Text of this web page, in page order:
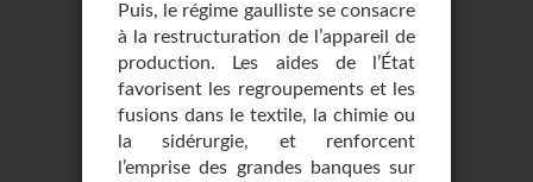
Puis, le régime gaulliste se consacre
à la restructuration de l’appareil de
production. Les aides de l’État
favorisent les regroupements et les
fusions dans le textile, la chimie ou
la sidérurgie, et renforcent
l’emprise des grandes banques sur